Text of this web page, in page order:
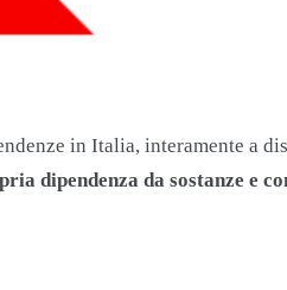
in Italia, interamente a
dipendenza da sostanze e